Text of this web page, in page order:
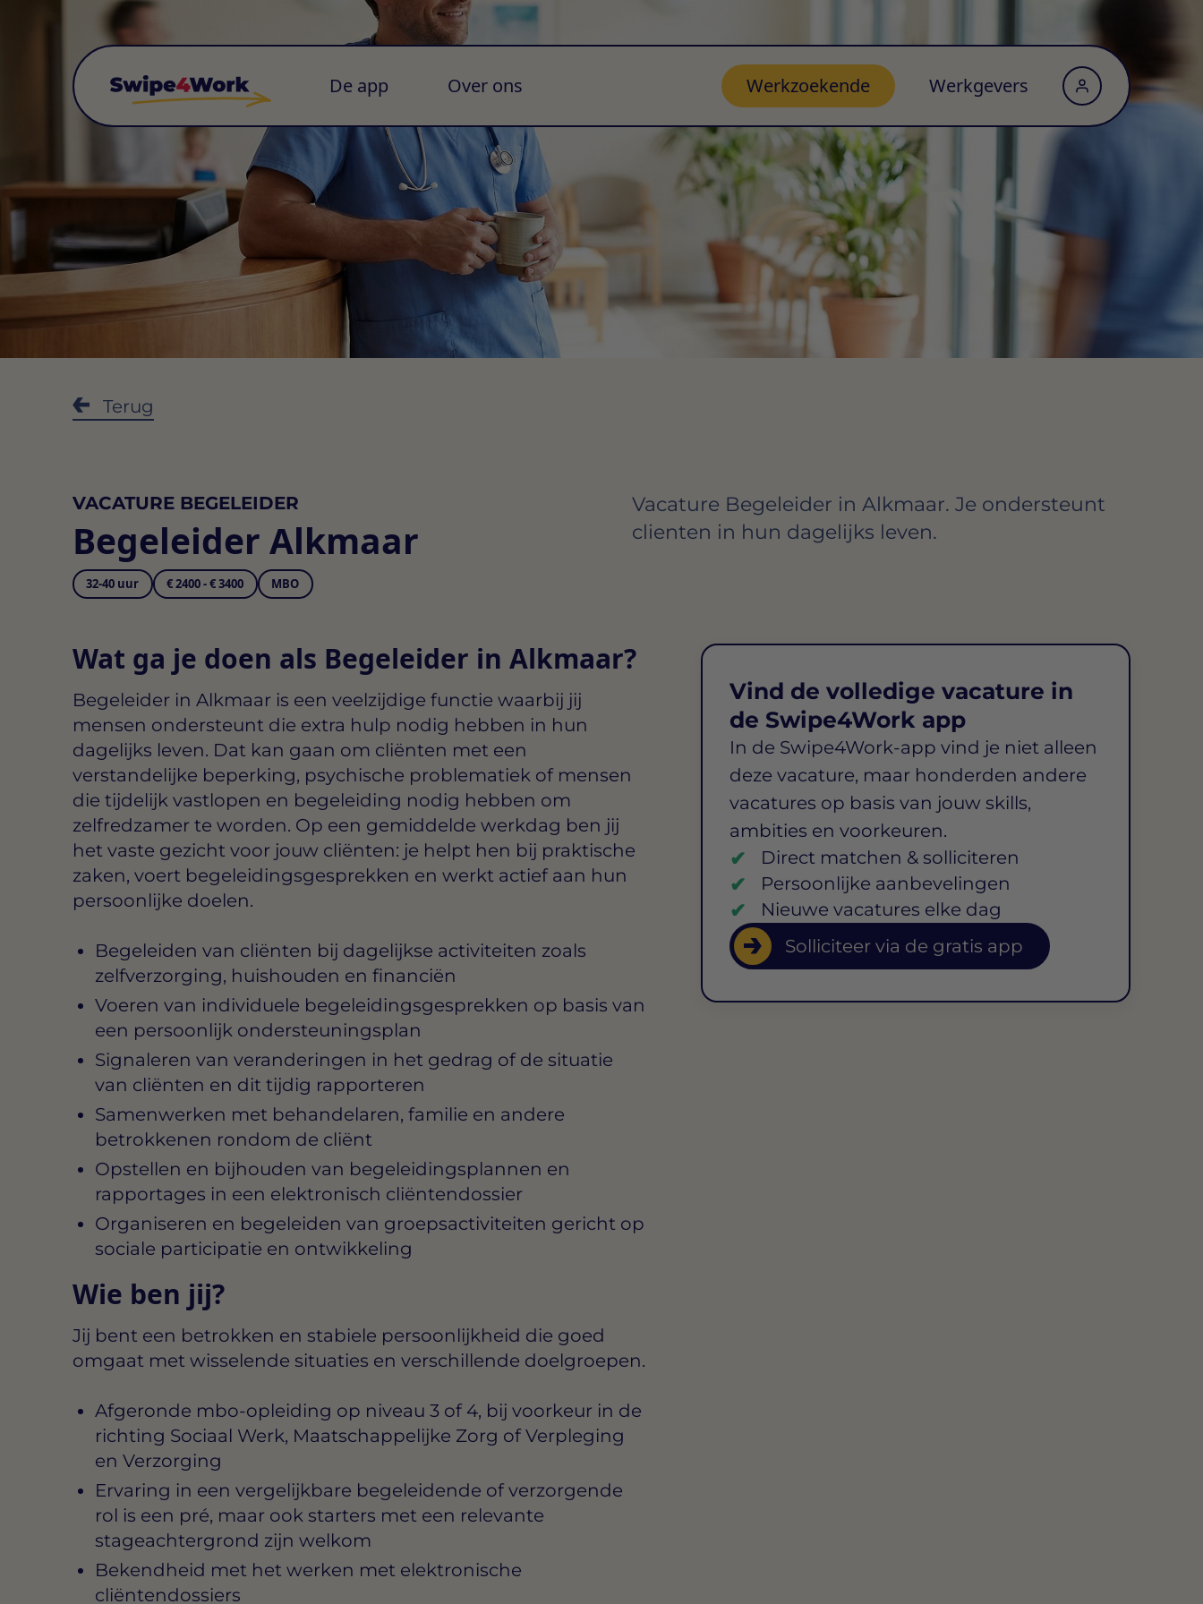
De app Over ons Werkzoekende Werkgevers
Terug
VACATURE BEGELEIDER
Begeleider Alkmaar
32-40 uur € 2400 - € 3400 MBO
Vacature Begeleider in Alkmaar. Je ondersteunt
clienten in hun dagelijks leven.
Wat ga je doen als Begeleider in Alkmaar?
Begeleider in Alkmaar is een veelzijdige functie waarbij jij
mensen ondersteunt die extra hulp nodig hebben in hun
dagelijks leven. Dat kan gaan om cliënten met een
verstandelijke beperking, psychische problematiek of mensen
die tijdelijk vastlopen en begeleiding nodig hebben om
zelfredzamer te worden. Op een gemiddelde werkdag ben jij
het vaste gezicht voor jouw cliënten: je helpt hen bij praktische
zaken, voert begeleidingsgesprekken en werkt actief aan hun
persoonlijke doelen.
Begeleiden van cliënten bij dagelijkse activiteiten zoals
zelfverzorging, huishouden en financiën
Voeren van individuele begeleidingsgesprekken op basis van
een persoonlijk ondersteuningsplan
Signaleren van veranderingen in het gedrag of de situatie
van cliënten en dit tijdig rapporteren
Samenwerken met behandelaren, familie en andere
betrokkenen rondom de cliënt
Opstellen en bijhouden van begeleidingsplannen en
rapportages in een elektronisch cliëntendossier
Organiseren en begeleiden van groepsactiviteiten gericht op
sociale participatie en ontwikkeling
Wie ben jij?
Jij bent een betrokken en stabiele persoonlijkheid die goed
omgaat met wisselende situaties en verschillende doelgroepen.
Afgeronde mbo-opleiding op niveau 3 of 4, bij voorkeur in de
richting Sociaal Werk, Maatschappelijke Zorg of Verpleging
en Verzorging
Ervaring in een vergelijkbare begeleidende of verzorgende
rol is een pré, maar ook starters met een relevante
stageachtergrond zijn welkom
Bekendheid met het werken met elektronische
cliëntendossiers
Vind de volledige vacature in
de Swipe4Work app
In de Swipe4Work-app vind je niet alleen
deze vacature, maar honderden andere
vacatures op basis van jouw skills,
ambities en voorkeuren.
Direct matchen & solliciteren
Persoonlijke aanbevelingen
Nieuwe vacatures elke dag
Solliciteer via de gratis app